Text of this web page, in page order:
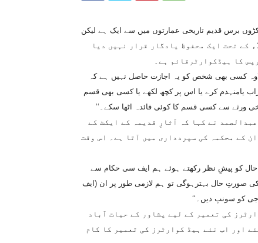
برس قدیم تاریخی عمارتوں میں سے ایک ہے لیکن
اس کے باوجود اسے فی الحال خیبرپختونخواہ کے آثارِ قدیمہ کے ایکٹ 1997ء کے تحت ایک محفوظ یادگار قرار نہیں دیا
کا ہیڈکوارٹرقائم ہے۔
کے علاوہ کسی بھی شخص کو یہ اجازت حاصل نہیں ہے کہ
یامنہدم کرے یا اس پر کچھ لکھے یا کسی بھی قسم
ورثے سے کسی قسم کا کوئی فائدہ اٹھا سکے۔‘‘
نے کہا کہ آثارِ قدیمہ کے ایکٹ کے
کے محکمہ کی سپردداری میں آتا ہے۔ اس وقت
حال کو پیشِ نظر رکھتے ہوئے ہم ایف سی حکام سے
صورتِ حال بہترہوگی تو ہم لازمی طور پر ان (ایف
کو سونپ دیں۔‘‘
کی تعمیر کے لیے پشاور کے حیات آباد
اور اب نئے ہیڈ کوارٹرز کی تعمیر کا کام